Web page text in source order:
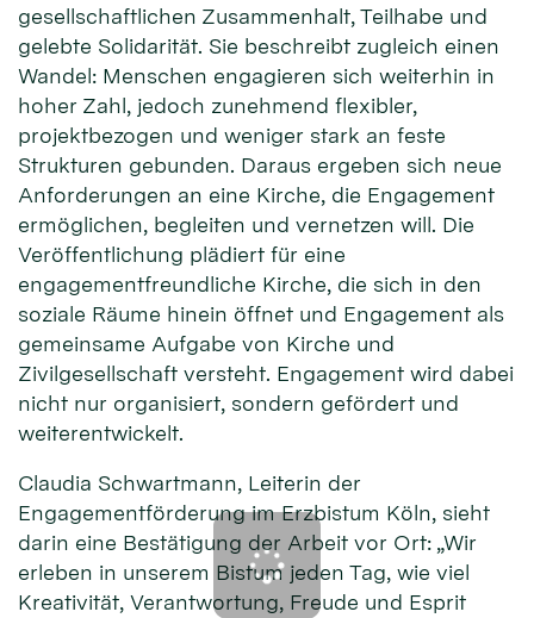
gesellschaftlichen Zusammenhalt, Teilhabe und
gelebte Solidarität. Sie beschreibt zugleich einen
Wandel: Menschen engagieren sich weiterhin in
hoher Zahl, jedoch zunehmend flexibler,
projektbezogen und weniger stark an feste
Strukturen gebunden. Daraus ergeben sich neue
Anforderungen an eine Kirche, die Engagement
ermöglichen, begleiten und vernetzen will. Die
Veröffentlichung plädiert für eine
engagementfreundliche Kirche, die sich in den
soziale Räume hinein öffnet und Engagement als
gemeinsame Aufgabe von Kirche und
Zivilgesellschaft versteht. Engagement wird dabei
nicht nur organisiert, sondern gefördert und
weiterentwickelt.
Claudia Schwartmann, Leiterin der
Engagementförderung im Erzbistum Köln, sieht
darin eine Bestätigung der Arbeit vor Ort: „Wir
erleben in unserem Bistum jeden Tag, wie viel
Kreativität, Verantwortung, Freude und Esprit